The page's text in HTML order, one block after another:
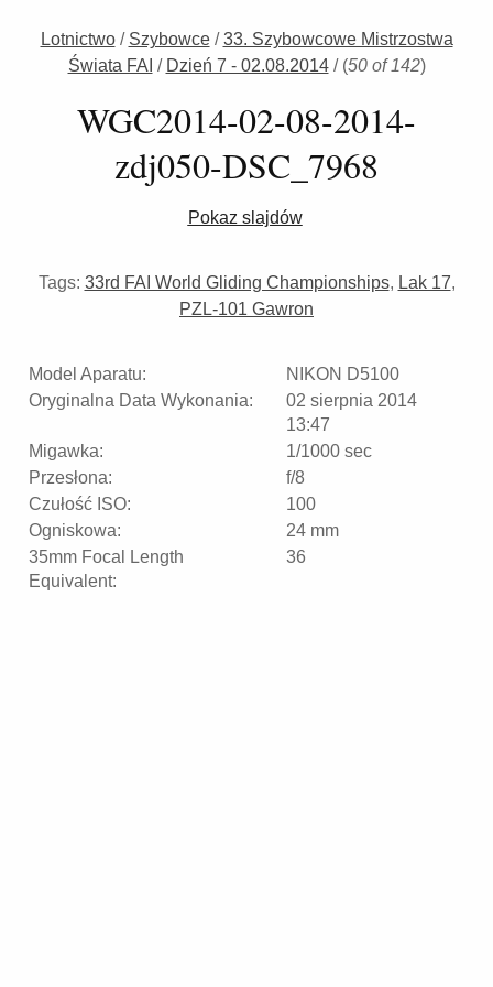
Lotnictwo/ Szybowce/33. Szybowcowe Mistrzostwa
Świata FAI / Dzień 7 - 02.08.2014/ (50 of 142)
WGC2014-02-08-2014-
zdj050-DSC_7968
Pokaz slajdów
Tags: 33rd FAI World Gliding Championships, Lak 17,
PZL-101 Gawron
Model Aparatu:
NIKON D5100
Oryginalna Data Wykonania:
02 sierpnia 2014
13:47
Migawka:
1/1000 sec
Przesłona:
f/8
Czułość ISO:
100
Ogniskowa:
24 mm
35mm Focal Length
Equivalent:
36